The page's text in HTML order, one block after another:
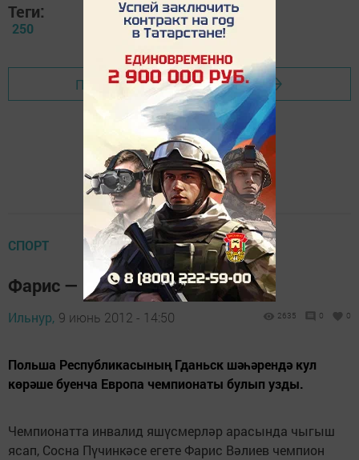
Теги:
250
Перейти на страницу новости
СПОРТ
Фарис — чемпион
Ильнур, 9 июнь 2012 - 14:50 2635 0 0
Польша Республикасының Гданьск шәһәрендә кул
көрәше буенча Европа чемпионаты булып узды.
Чемпионатта инвалид яшүсмерләр арасында чыгыш
ясап, Сосна Пүчинкәсе егете Фарис Вәлиев чемпион